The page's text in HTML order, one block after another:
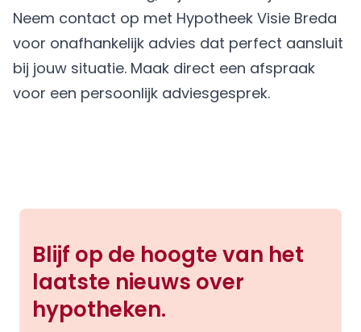
Neem contact op met Hypotheek Visie Breda
voor onafhankelijk advies dat perfect aansluit
bij jouw situatie. Maak direct een afspraak
voor een persoonlijk adviesgesprek.
Blijf op de hoogte van het
laatste nieuws over
hypotheken.